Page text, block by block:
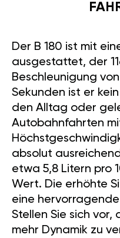
Der B 180 ist mit
ausgestattet, der
Beschleunigung
Sekunden ist er
den Alltag oder
Autobahnfahrten
absolut
etwa 5,8 Litern pro
Wert. Die erhöhte
eine
Stellen Sie sich vor,
mehr Dynamik zu